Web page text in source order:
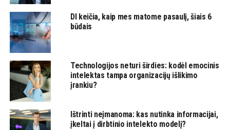
DI keičia, kaip mes matome pasaulį, šiais 6
būdais
Technologijos neturi širdies: kodėl emocinis
intelektas tampa organizacijų išlikimo
įrankiu?
Ištrinti neįmanoma: kas nutinka informacijai,
įkeltai į dirbtinio intelekto modelį?